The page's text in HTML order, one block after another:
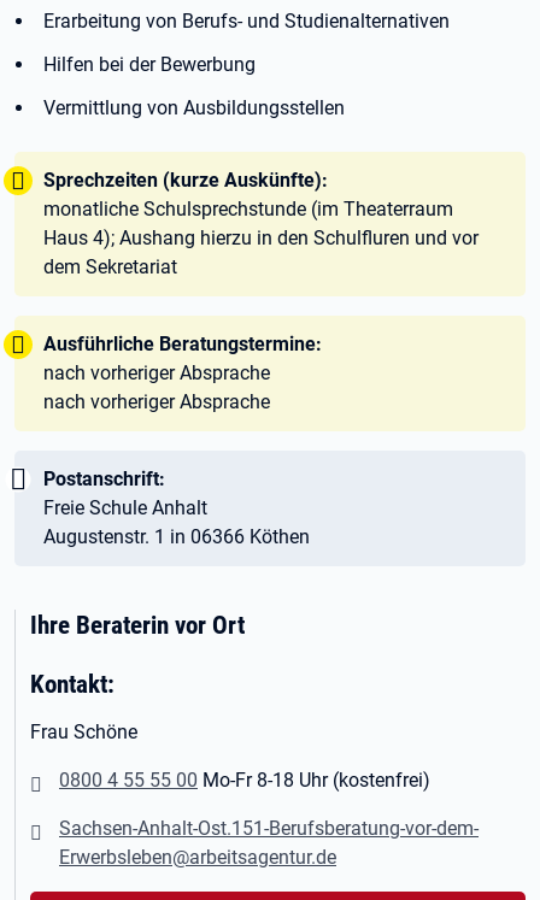
Erarbeitung von Berufs- und Studienalternativen
Hilfen bei der Bewerbung
Vermittlung von Ausbildungsstellen
Tipp:
Sprechzeiten (kurze Auskünfte):
monatliche Schulsprechstunde (im Theaterraum
Haus 4); Aushang hierzu in den Schulfluren und vor
dem Sekretariat
Tipp:
Ausführliche Beratungstermine:
nach vorheriger Absprache
nach vorheriger Absprache
Wichtig:
Postanschrift:
Freie Schule Anhalt
Augustenstr. 1 in 06366 Köthen
Ihre Beraterin vor Ort
Kontakt:
Frau Schöne
0800 4 55 55 00 Mo-Fr 8-18 Uhr (kostenfrei)
Sachsen-Anhalt-Ost.151-Berufsberatung-vor-dem-
Erwerbsleben@arbeitsagentur.de